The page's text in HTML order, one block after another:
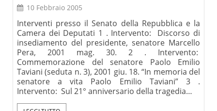
10 Febbraio 2005
Interventi presso il Senato della Repubblica e la
Camera dei Deputati 1 . Intervento: Discorso di
insediamento del presidente, senatore Marcello
Pera, 2001 mag. 30. 2 . Intervento:
Commemorazione del senatore Paolo Emilio
Taviani (seduta n. 3), 2001 giu. 18. “In memoria del
senatore a vita Paolo Emilio Taviani” 3 .
Intervento: Sul 21° anniversario della tragedia…